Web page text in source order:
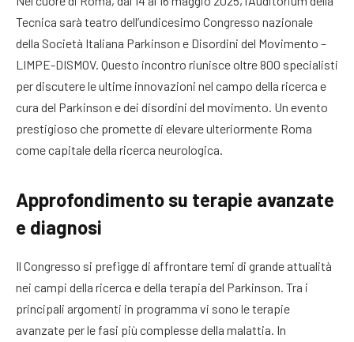
Tecnica sarà teatro dell’undicesimo Congresso nazionale
della Società Italiana Parkinson e Disordini del Movimento –
LIMPE-DISMOV. Questo incontro riunisce oltre 800 specialisti
per discutere le ultime innovazioni nel campo della ricerca e
cura del Parkinson e dei disordini del movimento. Un evento
prestigioso che promette di elevare ulteriormente Roma
come capitale della ricerca neurologica.
Approfondimento su terapie avanzate
e diagnosi
Il Congresso si prefigge di affrontare temi di grande attualità
nei campi della ricerca e della terapia del Parkinson. Tra i
principali argomenti in programma vi sono le terapie
avanzate per le fasi più complesse della malattia. In